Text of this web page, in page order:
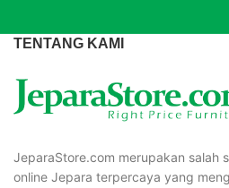
TENTANG KAMI
JeparaStore.com merupakan salah
online Jepara terpercaya yang